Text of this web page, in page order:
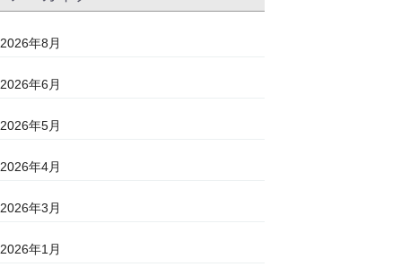
2026年8月
2026年6月
2026年5月
2026年4月
2026年3月
2026年1月